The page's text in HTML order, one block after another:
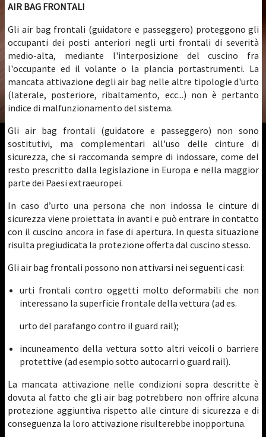
AIR BAG FRONTALI
Gli air bag frontali (guidatore e passeggero) proteggono gli
occupanti dei posti anteriori negli urti frontali di severità
medio-alta, mediante l'interposizione del cuscino fra
l'occupante ed il volante o la plancia portastrumenti. La
mancata attivazione degli air bag nelle altre tipologie d'urto
(laterale, posteriore, ribaltamento, ecc...) non è pertanto
indice di malfunzionamento del sistema.
Gli air bag frontali (guidatore e passeggero) non sono
sostitutivi, ma complementari all'uso delle cinture di
sicurezza, che si raccomanda sempre di indossare, come del
resto prescritto dalla legislazione in Europa e nella maggior
parte dei Paesi extraeuropei.
In caso d’urto una persona che non indossa le cinture di
sicurezza viene proiettata in avanti e può entrare in contatto
con il cuscino ancora in fase di apertura. In questa situazione
risulta pregiudicata la protezione offerta dal cuscino stesso.
Gli air bag frontali possono non attivarsi nei seguenti casi:
urti frontali contro oggetti molto deformabili che non
interessano la superficie frontale della vettura (ad es.
urto del parafango contro il guard rail);
incuneamento della vettura sotto altri veicoli o barriere
protettive (ad esempio sotto autocarri o guard rail).
La mancata attivazione nelle condizioni sopra descritte è
dovuta al fatto che gli air bag potrebbero non offrire alcuna
protezione aggiuntiva rispetto alle cinture di sicurezza e di
conseguenza la loro attivazione risulterebbe inopportuna.